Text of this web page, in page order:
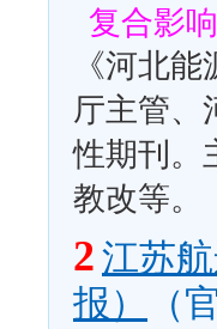
复合影
《河北
厅主管、
性期刊。
教改等。
2 江苏
报）
（